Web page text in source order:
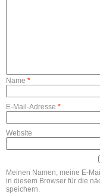
Name *
E-Mail-Adresse *
Website
Meinen Namen, meine E-
in diesem Browser für die
speichern.